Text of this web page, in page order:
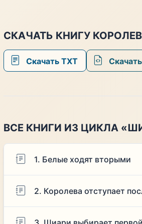
СКАЧАТЬ КНИГУ
Скачать TXT
ВСЕ КНИГИ ИЗ ЦИКЛА
1. Белые ходят вторыми
2. Королева отступает